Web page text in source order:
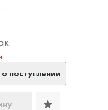
поступлении